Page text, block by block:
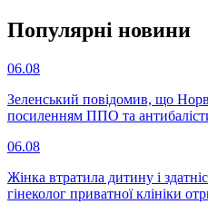
Популярнi новини
06.08
Зеленський повідомив, що
посиленням ППО та
06.08
Жінка втратила дитину і
гінеколог приватної клініки